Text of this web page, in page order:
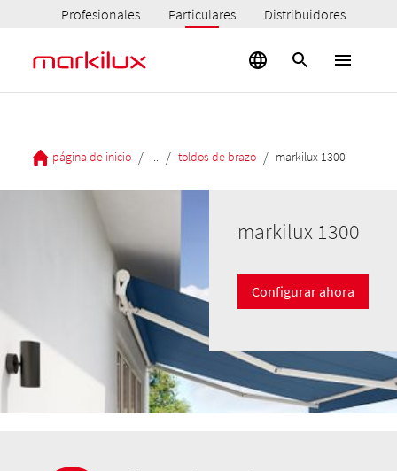
Profesionales Particulares Distribuidores
página de inicio / / toldos de brazo / markilux 1300
markilux 1300
Configurar ahora